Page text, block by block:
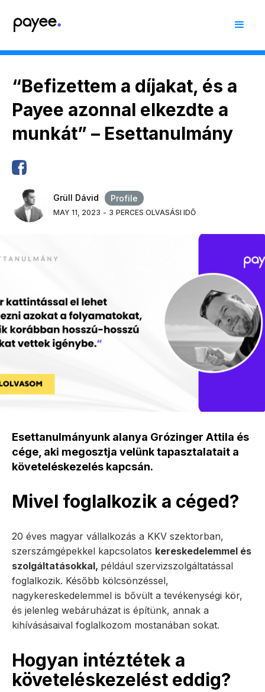
“Befizettem a díjakat, és a
Payee azonnal elkezdte a
munkát” – Esettanulmány
Grüll Dávid Profile
MAY 11, 2023 - 3 PERCES OLVASÁSI IDŐ
Esettanulmányunk alanya Grózinger Attila és
cége, aki megosztja velünk tapasztalatait a
követeléskezelés kapcsán.
Mivel foglalkozik a céged?
20 éves magyar vállalkozás a KKV szektorban,
szerszámgépekkel kapcsolatos kereskedelemmel és
szolgáltatásokkal, például szervizszolgáltatással
foglalkozik. Később kölcsönzéssel,
nagykereskedelemmel is bővült a tevékenységi kör,
és jelenleg webáruházat is építünk, annak a
kihívásásaival foglalkozom mostanában sokat.
Hogyan intéztétek a
követeléskezelést eddig?